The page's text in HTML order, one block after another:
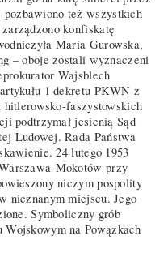
pozbawiono też wszystkich
konfiskatę
Maria Gurowska,
– oboje zostali wyznaczeni
Wajsblech
1 dekretu PKWN z
hitlerowsko-faszystowskich
podtrzymał jesienią Sąd
Ludowej. Rada Państwa
24 lutego 1953
Mokotów przy
niczym pospolity
nieznanym miejscu. Jego
Symboliczny grób
Wojskowym na Powązkach